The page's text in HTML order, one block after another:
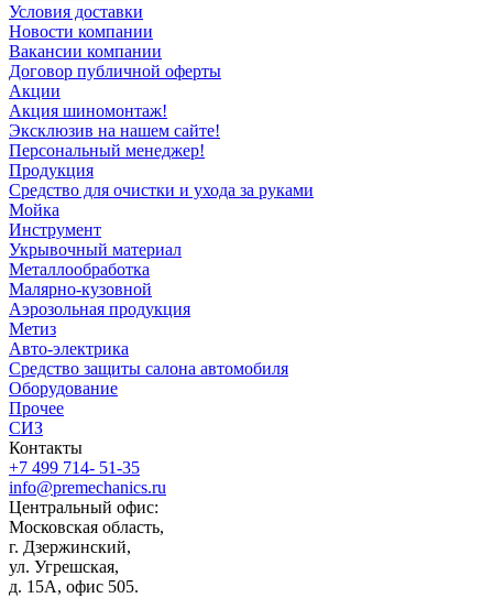
Условия доставки
Новости компании
Вакансии компании
Договор публичной оферты
Акции
Акция шиномонтаж!
Эксклюзив на нашем сайте!
Персональный менеджер!
Продукция
Средство для очистки и ухода за руками
Мойка
Инструмент
Укрывочный материал
Металлообработка
Малярно-кузовной
Аэрозольная продукция
Метиз
Авто-электрика
Средство защиты салона автомобиля
Оборудование
Прочее
СИЗ
Контакты
+7 499 714- 51-35
info@premechanics.ru
Центральный офис:
Московская область,
г. Дзержинский,
ул. Угрешская,
д. 15А, офис 505.